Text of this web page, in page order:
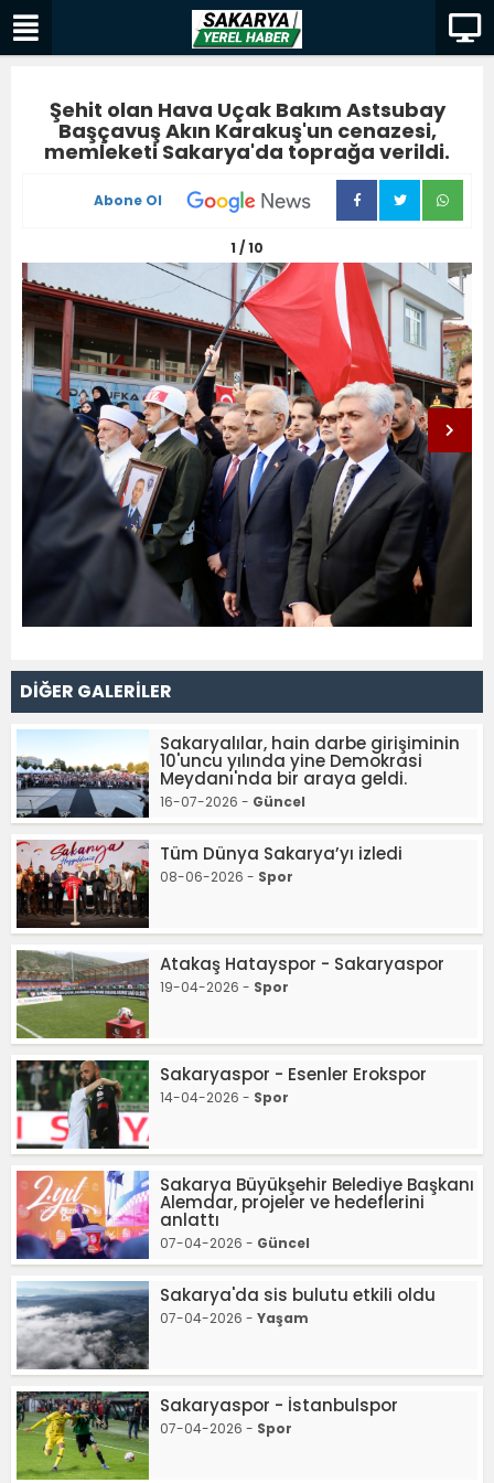
Şehit olan Hava Uçak Bakım Astsubay
Başçavuş Akın Karakuş'un cenazesi,
memleketi Sakarya'da toprağa verildi.
Abone Ol
1 / 10
DİĞER GALERİLER
Sakaryalılar, hain darbe girişiminin
10'uncu yılında yine Demokrasi
Meydanı'nda bir araya geldi.
16-07-2026 - Güncel
Tüm Dünya Sakarya’yı izledi
08-06-2026 - Spor
Atakaş Hatayspor - Sakaryaspor
19-04-2026 - Spor
Sakaryaspor - Esenler Erokspor
14-04-2026 - Spor
Sakarya Büyükşehir Belediye Başkanı
Alemdar, projeler ve hedeflerini
anlattı
07-04-2026 - Güncel
Sakarya'da sis bulutu etkili oldu
07-04-2026 - Yaşam
Sakaryaspor - İstanbulspor
07-04-2026 - Spor